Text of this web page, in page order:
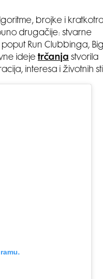
brojke i
drugačije: stvarne
Run Clubbinga, Big
ideje trčanja stvorila
interesa i životnih